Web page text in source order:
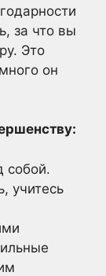
за что вы
Это
он
собой.
учитесь